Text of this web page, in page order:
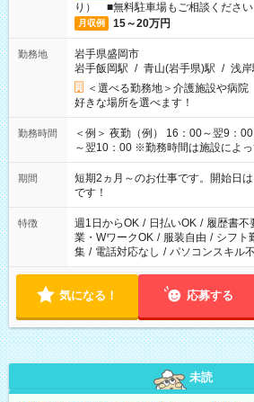
り） ■無料駐車場もご相談ください
月収例 15～20万円
勤務地
岩手県盛岡市
岩手飯岡駅 / 青山(岩手県)駅 / 浅岸
＜選べる勤務地＞介護施設や病
好きな場所を選べます！
勤務時間
＜例＞ 夜勤（例） 16：00～翌9：
～翌10：00 ※勤務時間は施設によって異なり
みたい」 「しっかり稼ぎたい」 「
い」など ご希望にあったお仕事をご案内
の方の場合は1～2ヶ月間は日中で
仕事に慣れてからの夜勤になります。 ★家庭の都合でお休
必要な場合も遠慮なくご相談くださ
期間
短期2ヵ月～のお仕事です。開始
です！
特徴 週1日からOK / 日払いOK / 履歴書不
業・WワークOK / 服装自由 / シフト
集 / 電話対応なし / パソコンスキル
気になる！ 応募する
未読